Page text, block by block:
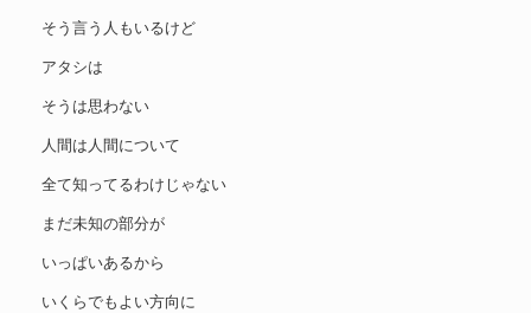
そう言う人もいるけど
アタシは
そうは思わない
人間は人間について
全て知ってるわけじゃない
まだ未知の部分が
いっぱいあるから
いくらでもよい方向に